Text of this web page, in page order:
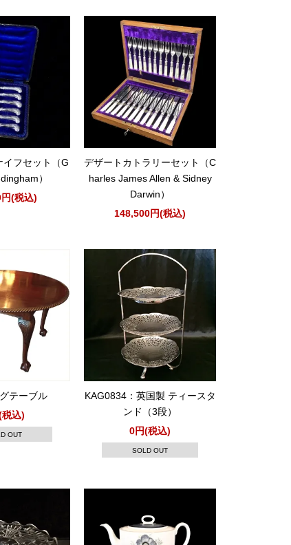
フセット（G
）
(税込)
デザートカトラリーセット（C
harles James Allen & Sidney
Darwin）
148,500円(税込)
テーブル
込)
OUT
KAG0834：英国製 ティースタ
ンド（3段）
0円(税込)
SOLD OUT